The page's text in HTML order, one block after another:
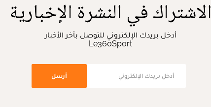
الاشتراك في النشرة الإخبارية
أدخل بريدك الإلكتروني للتوصل بآخر الأخبار
Le360Sport
أرسل